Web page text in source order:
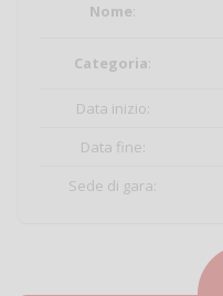
Nome:
Categoria:
Data inizio:
Data fine:
Sede di gara: